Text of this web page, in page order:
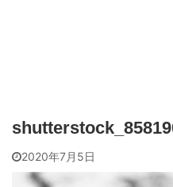
2020年7月5日